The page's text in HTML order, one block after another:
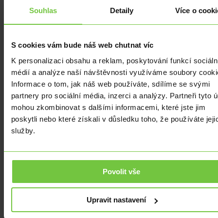
Souhlas Detaily Více o
S cookies vám bude náš web chutnat víc
K personalizaci obsahu a reklam, poskytování funkcí
médií a analýze naší návštěvnosti využíváme soubory
Informace o tom, jak náš web používáte, sdílíme se svými
partnery pro sociální média, inzerci a analýzy. Partneři tyto
mohou zkombinovat s dalšími informacemi, které jste jim
poskytli nebo které získali v důsledku toho, že používáte
služby.
Povolit vše
Upravit nastavení
na
úrovni
%.
Oproti
předchozímu
měsíci
ceny
poklesly
o
%.
rámci
patří